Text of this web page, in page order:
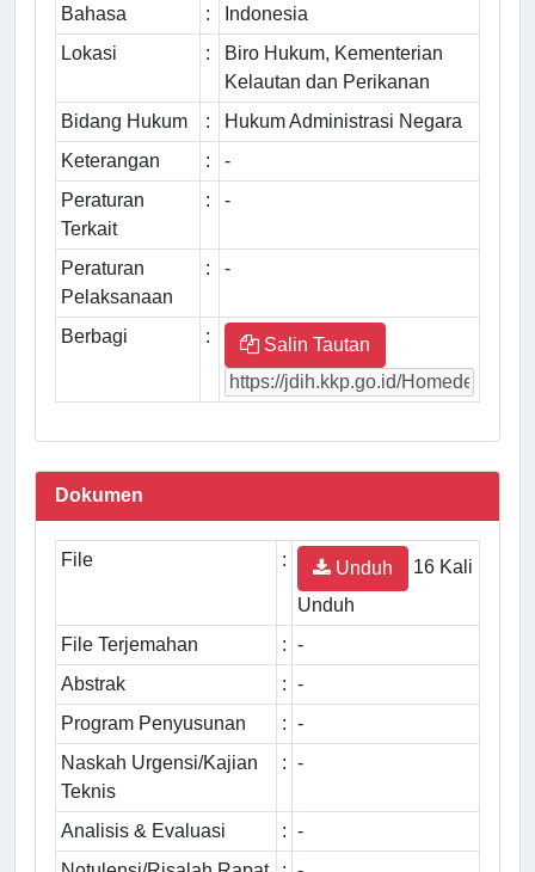
Bahasa :
Indonesia
Lokasi
:
Biro Hukum, Kementerian
Kelautan dan Perikanan
Bidang Hukum
:
Hukum Administrasi Negara
Keterangan
:
-
Peraturan
Terkait
: -
Peraturan
Pelaksanaan
: -
Berbagi : Salin Tautan
Dokumen
File : Unduh
16 Kali
Unduh
File Terjemahan
: -
Abstrak
: -
Program Penyusunan
: -
Naskah Urgensi/Kajian
Teknis
: -
Analisis & Evaluasi : -